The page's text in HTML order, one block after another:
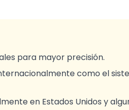
para mayor precisión.
como el
en Estados Unidos y